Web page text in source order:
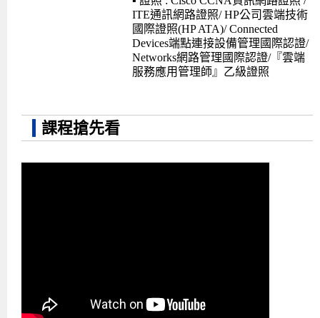
ITE通訊網路證照/ HP公司雲端技術
國際證照(HP ATA)/ Connected
Devices端點連接設備管理國際認證/
Networks網路管理國際認證/『雲端
服務應用管理師』乙級證照
課程搶先看